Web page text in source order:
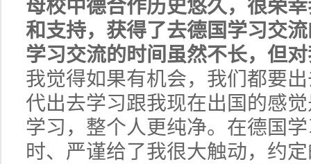
母校中德合作历史悠久，很荣
和支持，获得了去德国学习交
学习交流的时间虽然不长，但
我觉得如果有机会，我们都要
代出去学习跟我现在出国的感
学习，整个人更纯净。在德国
时、严谨给了我很大触动，约